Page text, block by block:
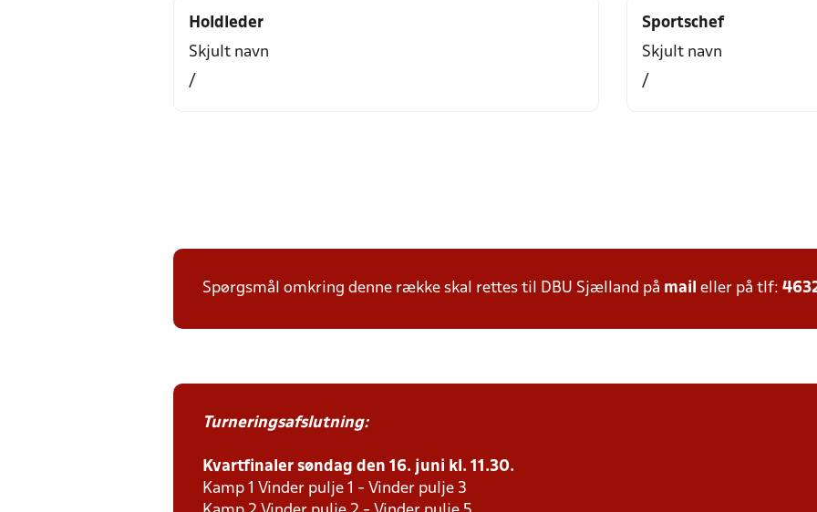
Holdleder
Skjult navn
/
Sportschef
Skjult navn
/
Spørgsmål omkring denne række skal rettes til DBU Sjælland på mail eller på tlf:
Turneringsafslutning:
Kvartfinaler søndag den 16. juni kl. 11.30.
Kamp 1 Vinder pulje 1 - Vinder pulje 3